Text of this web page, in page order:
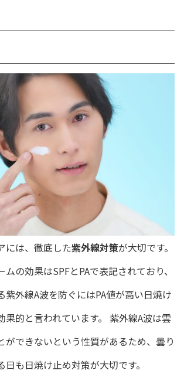
には、徹底した紫外線対策が大切です。
の効果はSPFとPAで表記されており、
紫外線A波を防ぐにはPA値が高い日焼け
果的と言われています。 紫外線A波は雲
ができないという性質があるため、曇り
も日焼け止め対策が大切です。